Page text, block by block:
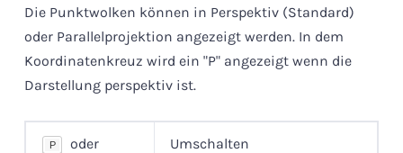
Die Punktwolken können in Perspektiv (Standard)
oder Parallelprojektion angezeigt werden. In dem
Koordinatenkreuz wird ein "P" angezeigt wenn die
Darstellung perspektiv ist.
P
oder
Umschalten